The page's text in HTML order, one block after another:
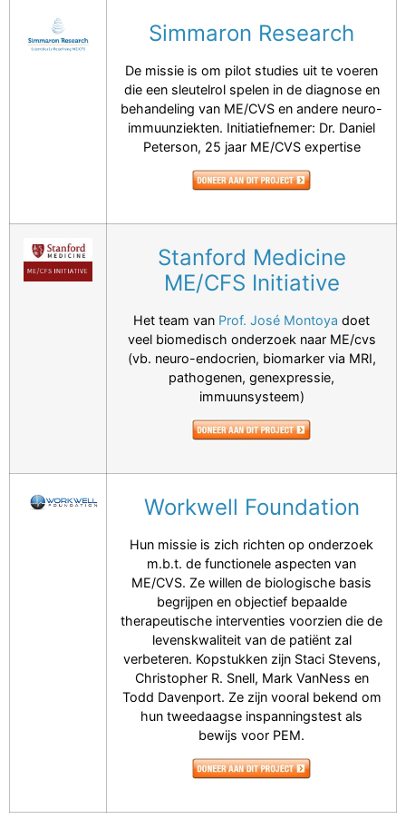
Simmaron Research
De missie is om pilot studies uit te voeren
die een sleutelrol spelen in de diagnose en
behandeling van ME/CVS en andere neuro-
immuunziekten. Initiatiefnemer: Dr. Daniel
Peterson, 25 jaar ME/CVS expertise
Stanford Medicine
ME/CFS Initiative
Het team van Prof. José Montoya doet
veel biomedisch onderzoek naar ME/cvs
(vb. neuro-endocrien, biomarker via MRI,
pathogenen, genexpressie,
immuunsysteem)
Workwell Foundation
Hun missie is zich richten op onderzoek
m.b.t. de functionele aspecten van
ME/CVS. Ze willen de biologische basis
begrijpen en objectief bepaalde
therapeutische interventies voorzien die de
levenskwaliteit van de patiënt zal
verbeteren. Kopstukken zijn Staci Stevens,
Christopher R. Snell, Mark VanNess en
Todd Davenport. Ze zijn vooral bekend om
hun tweedaagse inspanningstest als
bewijs voor PEM.